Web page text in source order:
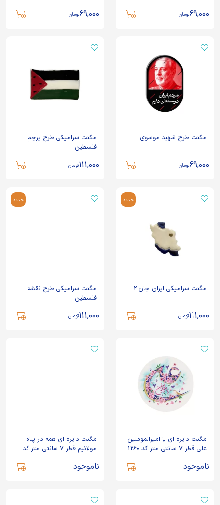
69,000تومان 69,000تومان
مگنت طرح شهید موسوی
69,000تومان
مگنت سرامیکی طرح پرچم
فلسطین
111,000تومان
جدید
مگنت سرامیکی ایران جان 2
111,000تومان
جدید
مگنت سرامیکی طرح نقشه
فلسطین
111,000تومان
مگنت دایره ای یا امیرالمومنین
علی قطر 7 سانتی متر کد 1260
ناموجود
مگنت دایره ای همه در پناه
مولائیم قطر 7 سانتی متر کد
ناموجود